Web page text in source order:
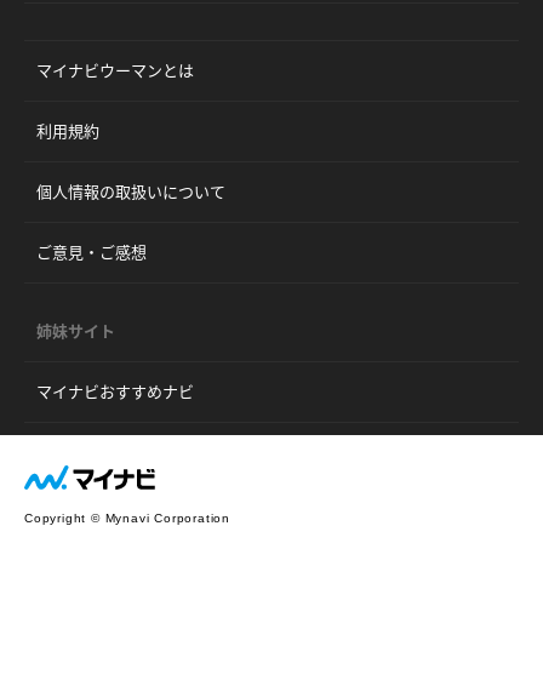
マイナビウーマンとは
利用規約
個人情報の取扱いについて
ご意見・ご感想
姉妹サイト
マイナビおすすめナビ
Copyright © Mynavi Corporation